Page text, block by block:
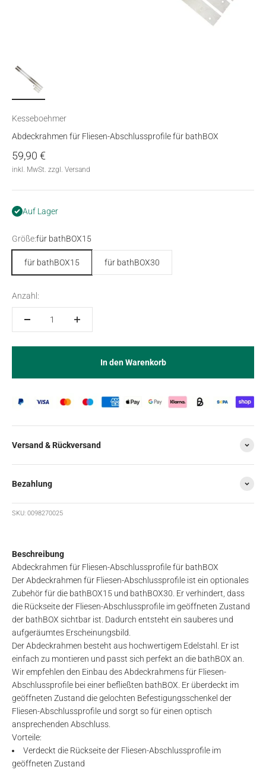
Kesseboehmer
Abdeckrahmen für Fliesen-Abschlussprofile für bathBOX
Angebot
59,90 €
inkl. MwSt. zzgl. Versand
Auf Lager
Größe:für bathBOX15
für bathBOX15 für bathBOX30
Anzahl:
In den Warenkorb
Versand & Rückversand
Bezahlung
SKU: 0098270025
Beschreibung
Abdeckrahmen für Fliesen-Abschlussprofile für bathBOX
Der Abdeckrahmen für Fliesen-Abschlussprofile ist ein optionales
Zubehör für die bathBOX15 und bathBOX30. Er verhindert, dass
die Rückseite der Fliesen-Abschlussprofile im geöffneten Zustand
der bathBOX sichtbar ist. Dadurch entsteht ein sauberes und
aufgeräumtes Erscheinungsbild.
Der Abdeckrahmen besteht aus hochwertigem Edelstahl. Er ist
einfach zu montieren und passt sich perfekt an die bathBOX an.
Wir empfehlen den Einbau des Abdeckrahmens für Fliesen-
Abschlussprofile bei einer befließten bathBOX. Er überdeckt im
geöffneten Zustand die gelochten Befestigungsschenkel der
Fliesen-Abschlussprofile und sorgt so für einen optisch
ansprechenden Abschluss.
Vorteile:
Verdeckt die Rückseite der Fliesen-Abschlussprofile im
geöffneten Zustand